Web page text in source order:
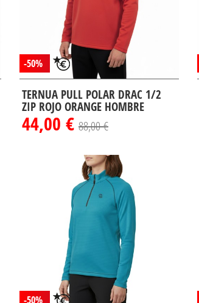
-50%
TERNUA PULL POLAR DRAC 1/2
ZIP ROJO ORANGE HOMBRE
44,00 € 88,00 €
-50%